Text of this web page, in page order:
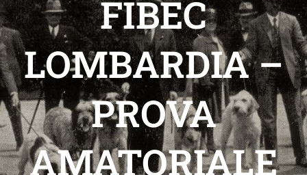
FIBEC
LOMBARDIA –
PROVA
AMATORIALE